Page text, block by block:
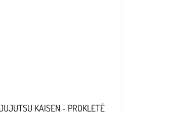
KAISEN - PROKLETÉ